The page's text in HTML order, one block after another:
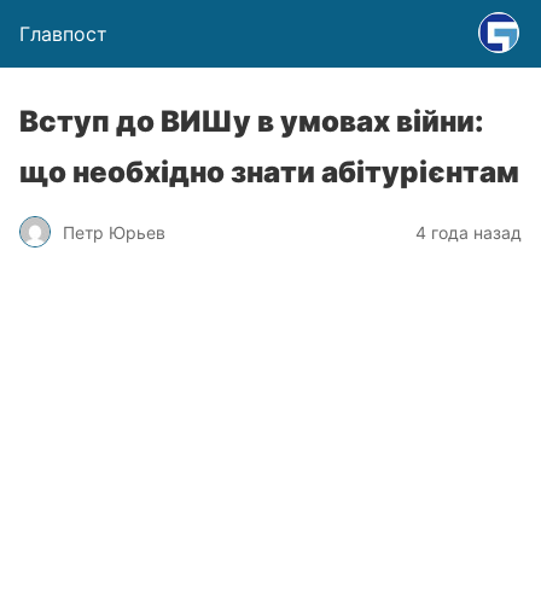
Главпост
Вступ до ВИШу в умовах війни:
що необхідно знати абітурієнтам
Петр Юрьев 4 года назад